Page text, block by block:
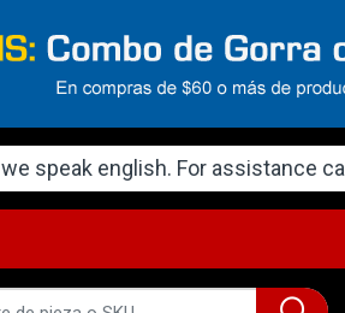
we speak english. For assistance